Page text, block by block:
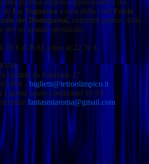
de La Tognazza a cura dello chefFabio
dei Buongustai,entrambi partner della
per un grande spettacolo.
16 € (CRAL) fino ai 22,50 €.
Gentile da Fabriano 17
- biglietti@tetroolimpico.it
i giorni orario continuato 10-19
fantasmiaroma@gmail.com